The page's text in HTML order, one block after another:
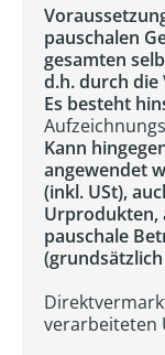
pauschalen
gesamten
d.h. durch die
Es besteht
Kann
angewendet
(inkl. USt),
Urprodukten,
pauschale
verarbeiteten